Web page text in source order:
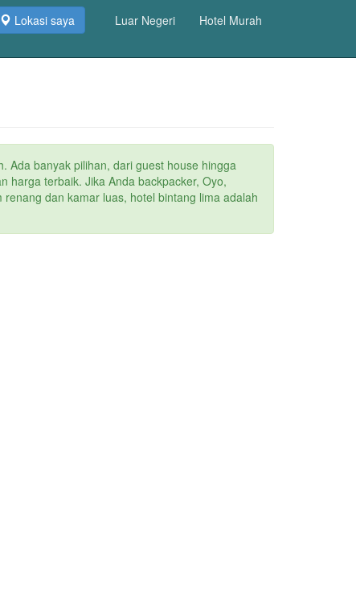
Lokasi saya Luar Negeri Hotel Murah
Ada banyak pilihan, dari guest house hingga
harga terbaik. Jika Anda backpacker, Oyo,
dan kamar luas, hotel bintang lima adalah